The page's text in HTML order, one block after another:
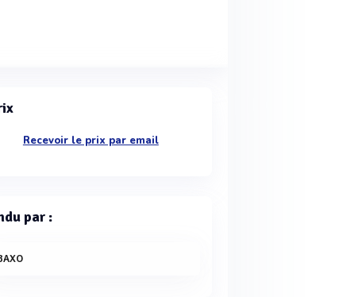
Recevoir le prix par email
par :